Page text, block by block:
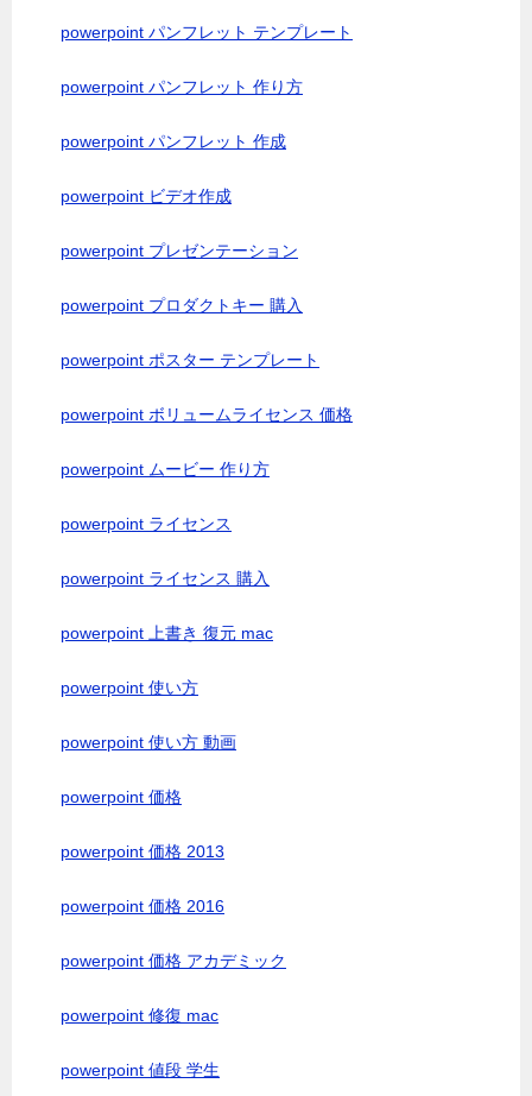
powerpoint パンフレット テンプレート
powerpoint パンフレット 作り方
powerpoint パンフレット 作成
powerpoint ビデオ作成
powerpoint プレゼンテーション
powerpoint プロダクトキー 購入
powerpoint ポスター テンプレート
powerpoint ボリュームライセンス 価格
powerpoint ムービー 作り方
powerpoint ライセンス
powerpoint ライセンス 購入
powerpoint 上書き 復元 mac
powerpoint 使い方
powerpoint 使い方 動画
powerpoint 価格
powerpoint 価格 2013
powerpoint 価格 2016
powerpoint 価格 アカデミック
powerpoint 修復 mac
powerpoint 値段 学生